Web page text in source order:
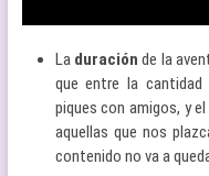
La duración de la
que entre la cantidad
piques con amigos, y
aquellas que nos
contenido no va a